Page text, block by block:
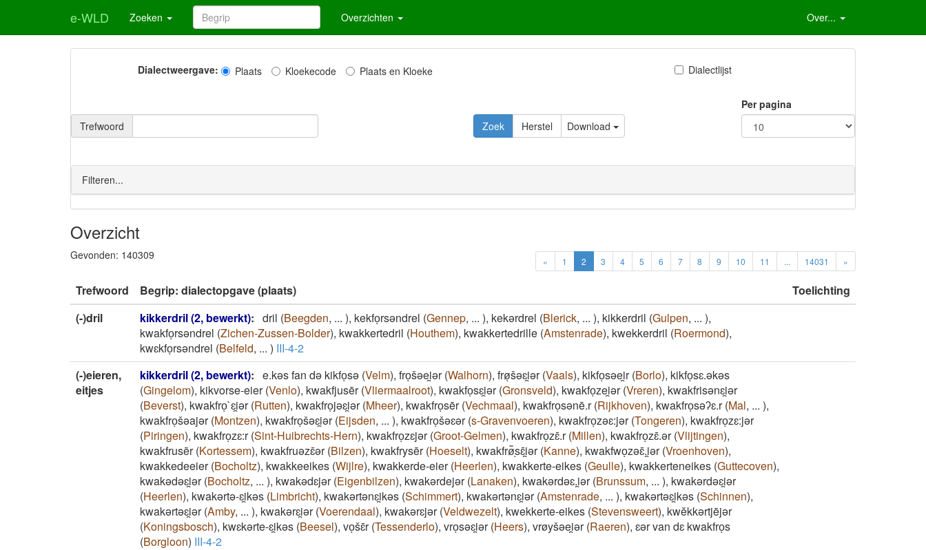
e-WLD Zoeken Overzichten Over...
Dialectweergave: Plaats Kloekecode Plaats en Kloeke Dialectlijst
Trefwoord Download
Per pagina
Filteren...
Overzicht
Gevonden: 140309 « 1 2 3 4 5 6 7 8 9 10 11 ... 14031 »
Trefwoord Begrip: dialectopgave (plaats)
Toelichting
(-)dril
kikkerdril (2, bewerkt): dril (Beegden, ... ), kekfoͅrsəndrel (Gennep, ... ), kekərdrel (Blerick, ... ), kikkerdril (Gulpen, ... ),
kwakfoͅrsəndrel (Zichen-Zussen-Bolder), kwakkertedril (Houthem), kwakkertedrille (Amstenrade), kwekkerdril (Roermond),
kwɛkfoͅrsəndrel (Belfeld, ... ) III-4-2
(-)eieren,
eitjes
kikkerdril (2, bewerkt): e.kəs fan də kikfoͅsə (Velm), froͅšəei̯ər(Walhorn), frøͅšəɛi̯ər(Vaals), kikfoͅsəei̯r(Borlo), kikfoͅsɛ.əkəs
(Gingelom), kikvorse-eier(Venlo), kwakfjusēr(Vliermaalroot), kwakfoͅsɛi̯ər(Gronsveld), kwakfoͅzei̯ər(Vreren), kwakfrisənɛi̯ər
(Beverst), kwakfroͅ`ɛi̯ər(Rutten), kwakfroͅjəɛi̯ər(Mheer), kwakfroͅsēr(Vechmaal), kwakfroͅsənē.r(Rijkhoven), kwakfroͅsəʔɛ.r(Mal, ... ),
kwakfroͅšəajər(Montzen), kwakfroͅšəɛi̯ər(Eijsden, ... ), kwakfroͅšəɛər(s-Gravenvoeren), kwakfroͅzəɛ:jər(Tongeren), kwakfroͅzɛ:jər
(Piringen), kwakfroͅzɛ:r(Sint-Huibrechts-Hern), kwakfroͅzɛjər(Groot-Gelmen), kwakfroͅzɛ̄.r(Millen), kwakfroͅzɛ̄.ər(Vlijtingen),
kwakfrusēr(Kortessem), kwakfruəzɛ̄ər(Bilzen), kwakfrysēr(Hoeselt), kwakfrø͂ͅsɛ̄i̯ər(Kanne), kwakfwoͅzəɛ̄.i̯ər(Vroenhoven),
kwakkedeeier(Bocholtz), kwakkeeikes (Wijlre), kwakkerde-eier(Heerlen), kwakkerte-eikes (Geulle), kwakkerteneikes (Guttecoven),
kwakədəɛi̯ər(Bocholtz, ... ), kwakədɛjər(Eigenbilzen), kwakərdejər(Lanaken), kwakərdəɛ.i̯ər(Brunssum, ... ), kwakərdəɛi̯ər
(Heerlen), kwakərtə-ɛi̯kəs (Limbricht), kwakərtənɛi̯kəs (Schimmert), kwakərtənɛi̯ər(Amstenrade, ... ), kwakərtəɛi̯kəs (Schinnen),
kwakərtəɛi̯ər(Amby, ... ), kwakərɛi̯ər(Voerendaal), kwakərɛjər(Veldwezelt), kwekkerte-eikes (Stevensweert), kwĕkkərtjējər
(Koningsbosch), kwɛkərte-ɛi̯kəs (Beesel), voͅšɛ̄r(Tessenderlo), vroͅsəɛi̯ər(Heers), vrøyšəei̯ər(Raeren), ɛər van dɛ kwakfroͅs
(Borgloon) III-4-2